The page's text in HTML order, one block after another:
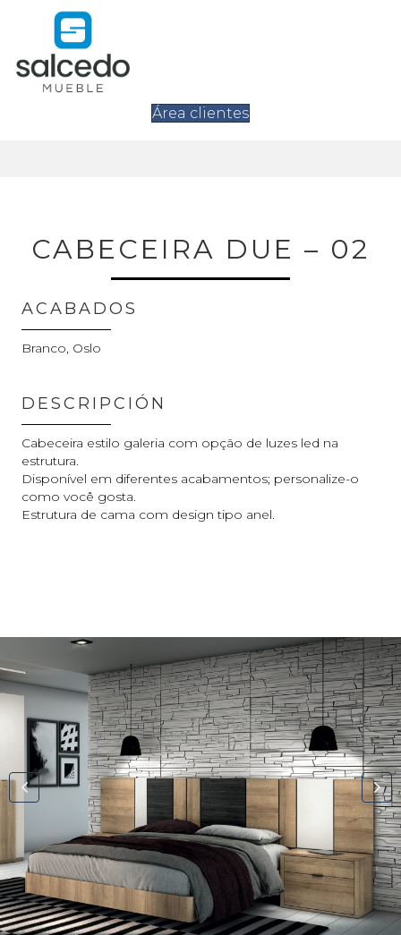
Área clientes
CABECEIRA DUE – 02
ACABADOS
Branco, Oslo
DESCRIPCIÓN
Cabeceira estilo galeria com opção de luzes led na
estrutura.
Disponível em diferentes acabamentos; personalize-o
como você gosta.
Estrutura de cama com design tipo anel.